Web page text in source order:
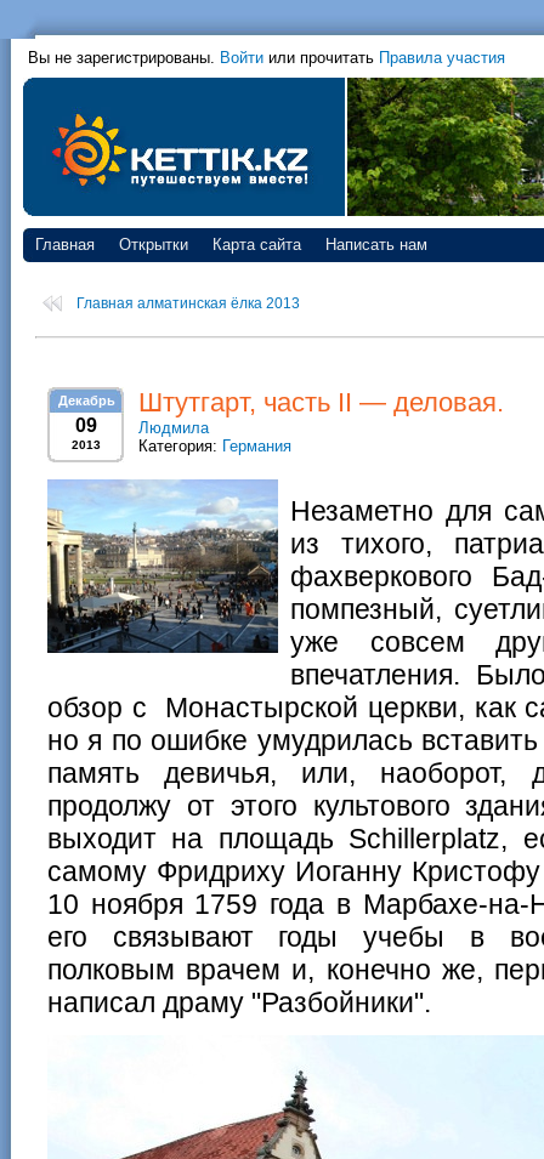
Вы не зарегистрированы. Войти или прочитать Правила участия
Главная Открытки Карта сайта Написать нам
Главная алматинская ёлка 2013
Декабрь
09
2013
Штутгарт, часть II — деловая.
Людмила
Категория: Германия
Незаметно для
из тихого,
фахверкового
помпезный,
уже совсем
впечатления.
обзор с Монастырской церкви, как
но я по ошибке умудрилась
память девичья, или, наоборот,
продолжу от этого культового
выходит на площадь Schillerplatz,
самому Фридриху Иоганну
10 ноября 1759 года в Марбахе-на-
его связывают годы учебы в
полковым врачем и, конечно же,
написал драму "Разбойники".